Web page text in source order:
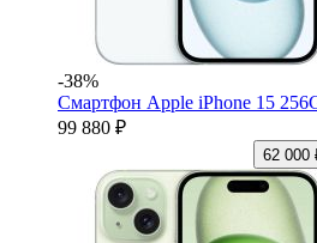
-38%
Смартфон Apple iPhone 15
99 880 ₽
62 000